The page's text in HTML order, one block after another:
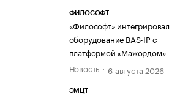
ФИЛОСОФТ
«Философт» интегрировал
оборудование BAS-IP с
платформой «Мажордом»
Новость
6 августа 2026
ЭМЦТ